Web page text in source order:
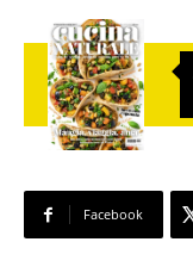
Facebook